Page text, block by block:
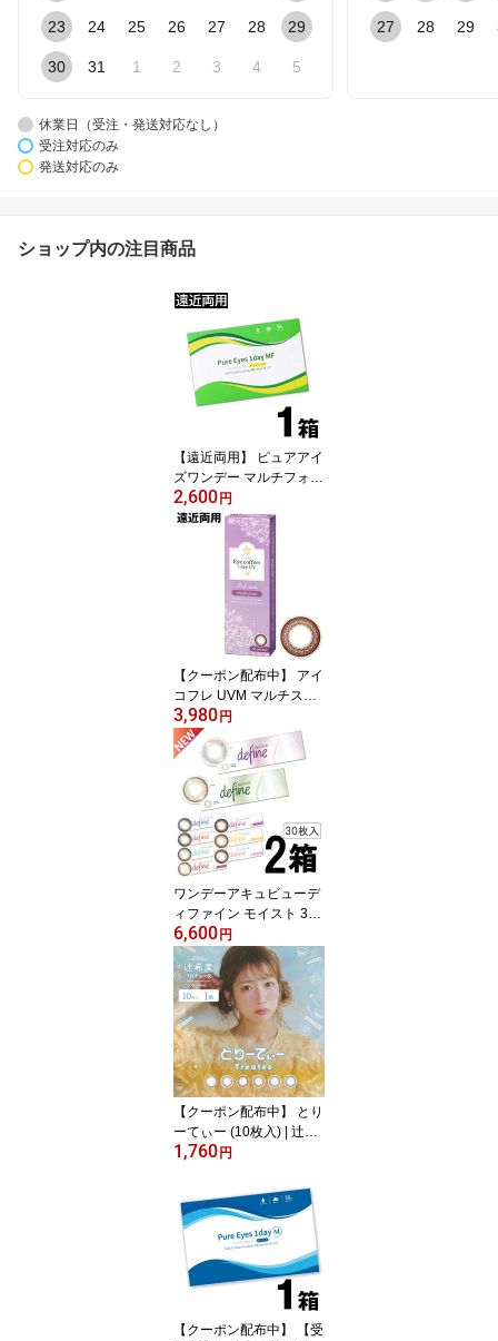
23 24 25 26 27 28 29
30 31 1 2 3 4 5
27 28 29
休業日（受注・発送対応なし）
受注対応のみ
発送対応のみ
ショップ内の注目商品
【遠近両用】 ピュアアイ
ズワンデー マルチフォー
カル 30枚入 | 遠近両用コ
ンタクトレンズ 1day 遠
近両用コンタクト 遠近両
用ワンデー ワンデイ コ
ンタクトレンズ 遠近コン
タクト 遠近 遠近レンズ
老眼 40代 50代 近視 遠視
高度数 処方箋不要 【ネ
コポス専用】
2,600 円
【クーポン配布中】 アイ
コフレ UVM マルチステ
ージ 30枚入 | 遠近 両用
カラー コンタクト 遠近
両用カラコン シード 遠
近両用コンタクトレンズ
1day カラコン 遠近コン
タクト カラー コンタク
トレンズ ワンデー 遠近
両用 Eye coffret 1day UV
M Multistage 【ネコポス
専用】
3,980 円
ワンデーアキュビューデ
ィファイン モイスト 30
枚入り × 2箱 | シアード
リーム シアーアリュール
ワンデーアキビューディ
ファイン ワンデーアキビ
ュー カラコン コンタク
ト ディファイン ワンデ
ー アキュビュー コンタ
クトレンズ ディファイン
モイスト ディファインカ
ラコン
6,600 円
【クーポン配布中】 とり
ーてぃー (10枚入) | 辻希
美 辻ちゃん 辻 ちゃん カ
ラーコンタクト カラーコ
ンタクトレンズ 度あり
度なし ワンデイ 1デイ DI
A 14.5 BC 8.6 辻ちゃん
カラコン たぴおか 【ネ
コポス専用】
1,760 円
【クーポン配布中】 【受